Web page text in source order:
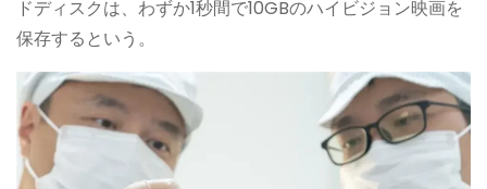
ドディスクは、わずか1秒間で10GBのハイビジョン映画を
保存するという。